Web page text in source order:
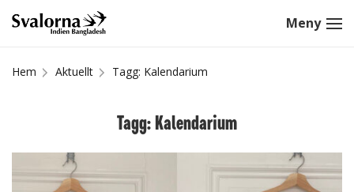
Hem Aktuellt Tagg: Kalendarium
Tagg: Kalendarium